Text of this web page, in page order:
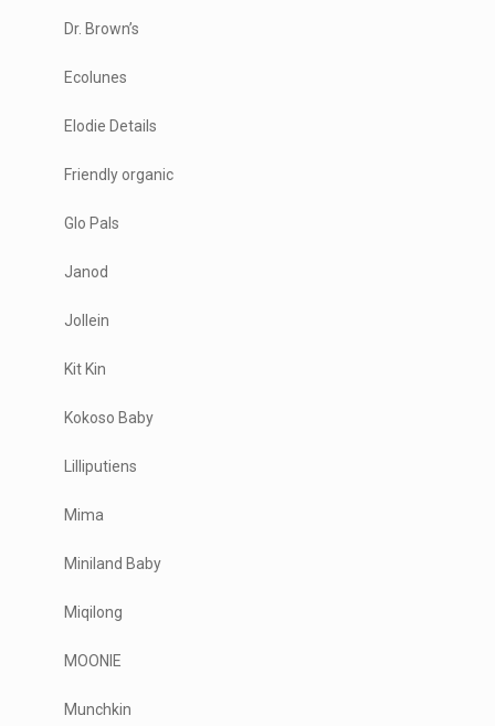
Dr. Brown’s
Ecolunes
Elodie Details
Friendly organic
Glo Pals
Janod
Jollein
Kit Kin
Kokoso Baby
Lilliputiens
Mima
Miniland Baby
Miqilong
MOONIE
Munchkin